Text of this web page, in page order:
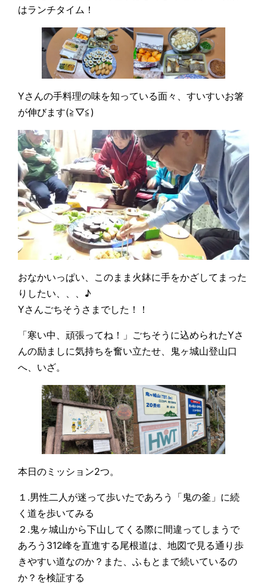
はランチタイム！
Yさんの手料理の味を知っている面々、すいすいお箸
が伸びます(≧▽≦)
おなかいっぱい、このまま火鉢に手をかざしてまった
りしたい、、、♪
Yさんごちそうさまでした！！
「寒い中、頑張ってね！」ごちそうに込められたYさ
んの励ましに気持ちを奮い立たせ、鬼ヶ城山登山口
へ、いざ。
本日のミッション2つ。
１.男性二人が迷って歩いたであろう「鬼の釜」に続
く道を歩いてみる
２.鬼ヶ城山から下山してくる際に間違ってしまうで
あろう312峰を直進する尾根道は、地図で見る通り歩
きやすい道なのか？また、ふもとまで続いているの
か？を検証する